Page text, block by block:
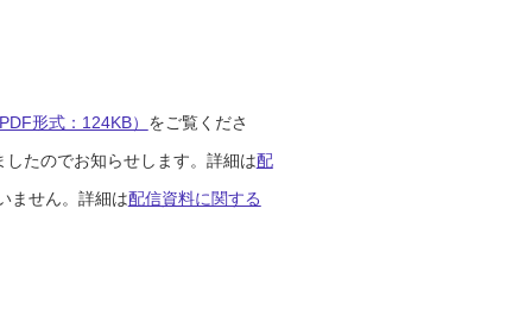
形式：124KB） をご覧くださ
たのでお知らせします。詳細は配
ません。詳細は配信資料に関する